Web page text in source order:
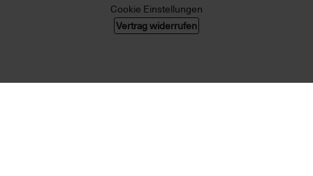
Cookie Einstellungen
Vertrag widerrufen